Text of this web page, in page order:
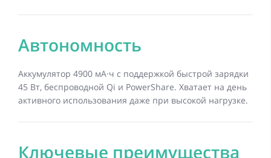
Автономность
Аккумулятор 4900 мА·ч с поддержкой быстрой зарядки
45 Вт, беспроводной Qi и PowerShare. Хватает на день
активного использования даже при высокой нагрузке.
Ключевые преимущества